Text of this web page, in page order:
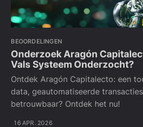
BEOORDELINGEN
Onderzoek Aragón
Vals Systeem Onderzocht?
Ontdek Aragón Capitalecto: een
data, geautomatiseerde
betrouwbaar? Ontdek het nu!
16 APR. 2026